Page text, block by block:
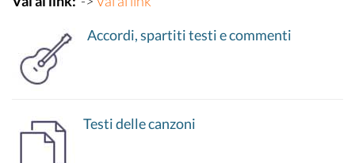
Accordi, spartiti testi e commenti
Testi delle canzoni